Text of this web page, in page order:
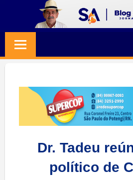
content
Jornalismo
Credibilidade
Dr. Tadeu
político de